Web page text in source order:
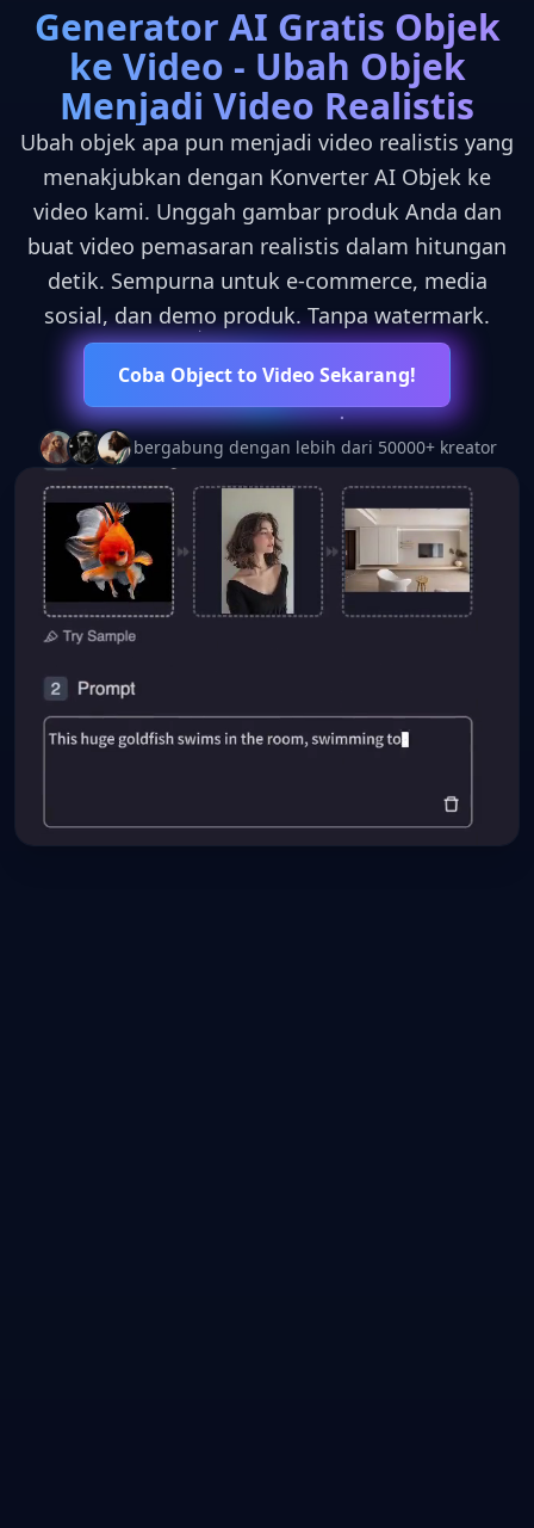
Generator AI Gratis Objek
ke Video - Ubah Objek
Menjadi Video Realistis
Ubah objek apa pun menjadi video realistis yang
menakjubkan dengan Konverter AI Objek ke
video kami. Unggah gambar produk Anda dan
buat video pemasaran realistis dalam hitungan
detik. Sempurna untuk e-commerce, media
sosial, dan demo produk. Tanpa watermark.
Coba Object to Video Sekarang!
bergabung dengan lebih dari 50000+ kreator
MODEL AI REVOLUSIONER
10x
KECEPATAN LEBIH
TINGGI
4K
ULTRA HD
∞
KEMUNGKINAN